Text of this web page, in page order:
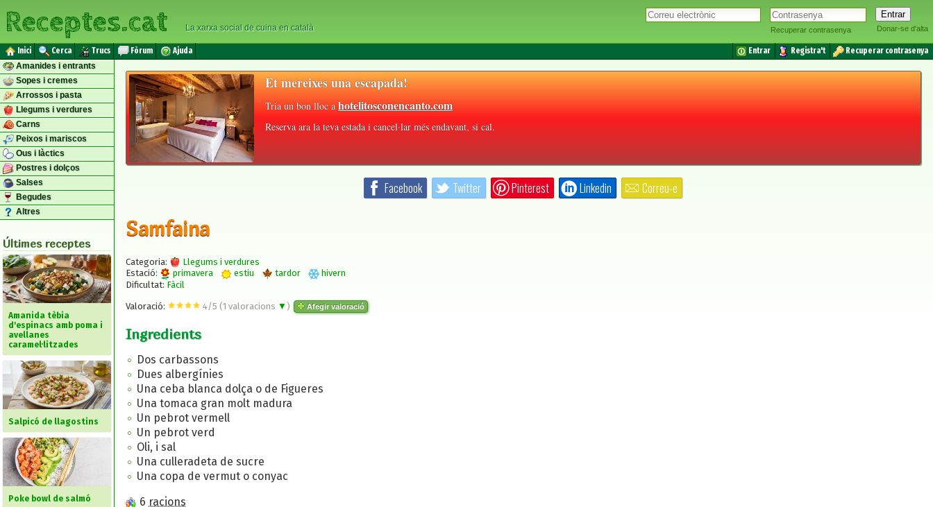
Recuperar contrasenya Donar-se d'alta
Receptes.cat La xarxa social de cuina en català
Inici Cerca Trucs Fòrum Ajuda Entrar Registra't
Recuperar contrasenya
Amanides i entrants
Sopes i cremes
Arrossos i pasta
Llegums i verdures
Carns
Peixos i mariscos
Ous i làctics
Postres i dolços
Salses
Begudes
Altres
Últimes receptes
Amanida tèbia
d'espinacs amb poma i
avellanes
caramel·litzades
Salpicó de llagostins
Poke bowl de salmó
Et mereixes una escapada!
Tria un bon lloc ahotelitosconencanto.com
Reserva ara la teva estada i cancel·lar més endavant, si cal.
Facebook Twitter Pinterest Linkedin Correu-e
Samfaina
Categoria:
Llegums i verdures
Estació:
primavera estiu tardor
hivern
Dificultat: Fàcil
Valoració: 4 /5 (1 valoracions ▼ ) Afegir valoració
Ingredients
Dos carbassons
Dues albergínies
Una ceba blanca dolça o de Figueres
Una tomaca gran molt madura
Un pebrot vermell
Un pebrot verd
Oli, i sal
Una culleradeta de sucre
Una copa de vermut o conyac
6 racions